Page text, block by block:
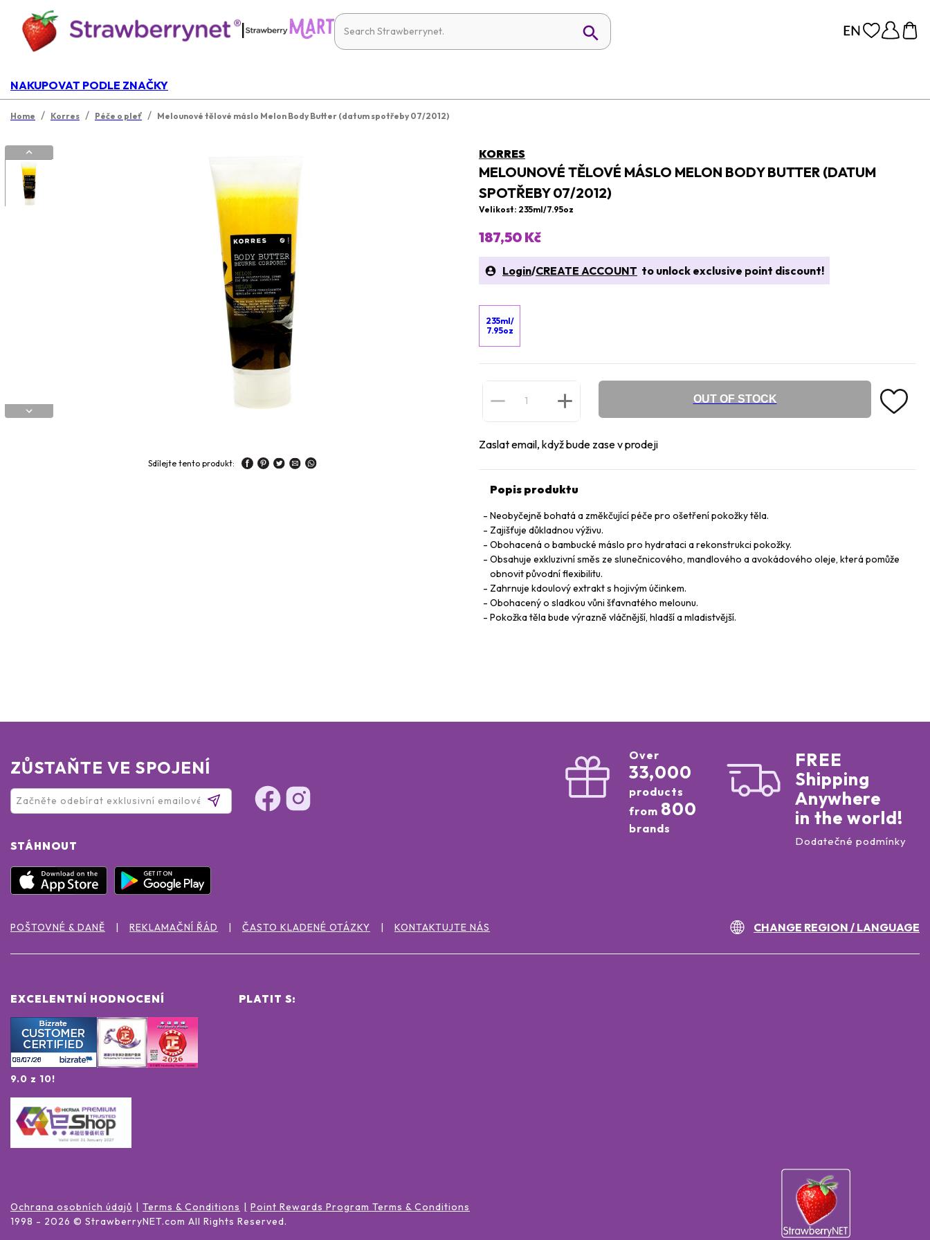
|
NAKUPOVAT PODLE ZNAČKY
Home / Korres / Péče o pleť / Melounové tělové máslo Melon Body Butter (datum spotřeby 07/2012)
Sdílejte tento produkt:
KORRES
MELOUNOVÉ TĚLOVÉ MÁSLO MELON BODY BUTTER (DATUM
SPOTŘEBY 07/2012)
Velikost: 235ml/7.95oz
187,50 Kč
Login/CREATE ACCOUNT to unlock exclusive point discount!
235ml/
7.95oz
OUT OF STOCK
Zaslat email, když bude zase v prodeji
Popis produktu
Neobyčejně bohatá a změkčující péče pro ošetření pokožky těla.
Zajišťuje důkladnou výživu.
Obohacená o bambucké máslo pro hydrataci a rekonstrukci pokožky.
Obsahuje exkluzivní směs ze slunečnicového, mandlového a avokádového oleje, která pomůže
obnovit původní flexibilitu.
Zahrnuje kdoulový extrakt s hojivým účinkem.
Obohacený o sladkou vůni šťavnatého melounu.
Pokožka těla bude výrazně vláčnější, hladší a mladistvější.
ZŮSTAŇTE VE SPOJENÍ
STÁHNOUT
Over
33,000
products
from 800
brands
FREE
Shipping
Anywhere
in the world!
Dodatečné podmínky
POŠTOVNÉ & DANĚ REKLAMAČNÍ ŘÁD ČASTO KLADENÉ OTÁZKY KONTAKTUJTE NÁS CHANGE REGION / LANGUAGE
EXCELENTNÍ HODNOCENÍ
9.0 z 10!
PLATIT S:
Ochrana osobních údajů Terms & Conditions
Point Rewards Program Terms & Conditions
1998 - 2026 © StrawberryNET.com All Rights Reserved.